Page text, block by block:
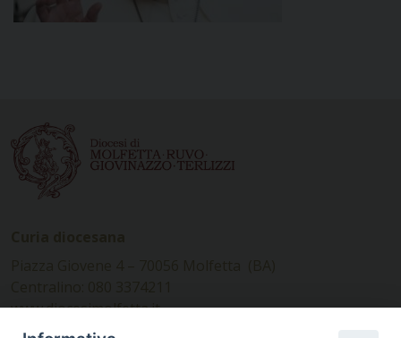
www.diocesimolfetta.it –
diocesimolfetta@pec.chiesacattolica.it